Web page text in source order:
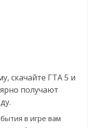
скачайте ГТА 5 и
получают
в игре вам